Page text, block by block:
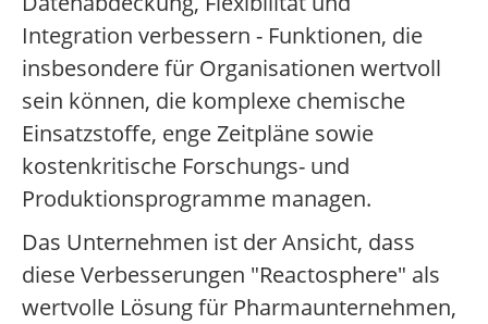
Integration verbessern - Funktionen, die
insbesondere für Organisationen wertvoll
sein können, die komplexe chemische
Einsatzstoffe, enge Zeitpläne sowie
kostenkritische Forschungs- und
Produktionsprogramme managen.
Das Unternehmen ist der Ansicht, dass
diese Verbesserungen "Reactosphere" als
wertvolle Lösung für Pharmaunternehmen,